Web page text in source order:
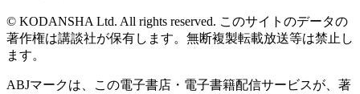
© KODANSHA Ltd. All rights reserved. このサイトのデータの
著作権は講談社が保有します。無断複製転載放送等は禁止し
ます。
ABJマークは、この電子書店・電子書籍配信サービスが、著